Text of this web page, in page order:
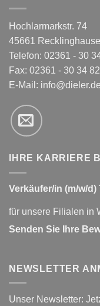
Hochlarmarkstr. 74
45661
Telefon: 02361 - 30
Fax: 02361 - 30 34
E-Mail: info@dieler.de
IHRE KARRIERE
Verkäufer/in (m/w/d)
für unsere Filialen in
Senden Sie Ihre
NEWSLETTER
Unser Newsletter: